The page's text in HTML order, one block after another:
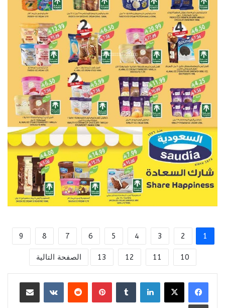
1
2
3
4
5
6
7
8
9
10
11
12
13 الصفحة التالية
لينكدإن بينتيريست مشاركة عبر البريد
طباعة